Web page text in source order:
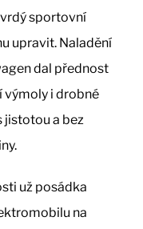
sportovní
upravit. Naladění
dal přednost
výmoly i drobné
jistotou a bez
už posádka
na